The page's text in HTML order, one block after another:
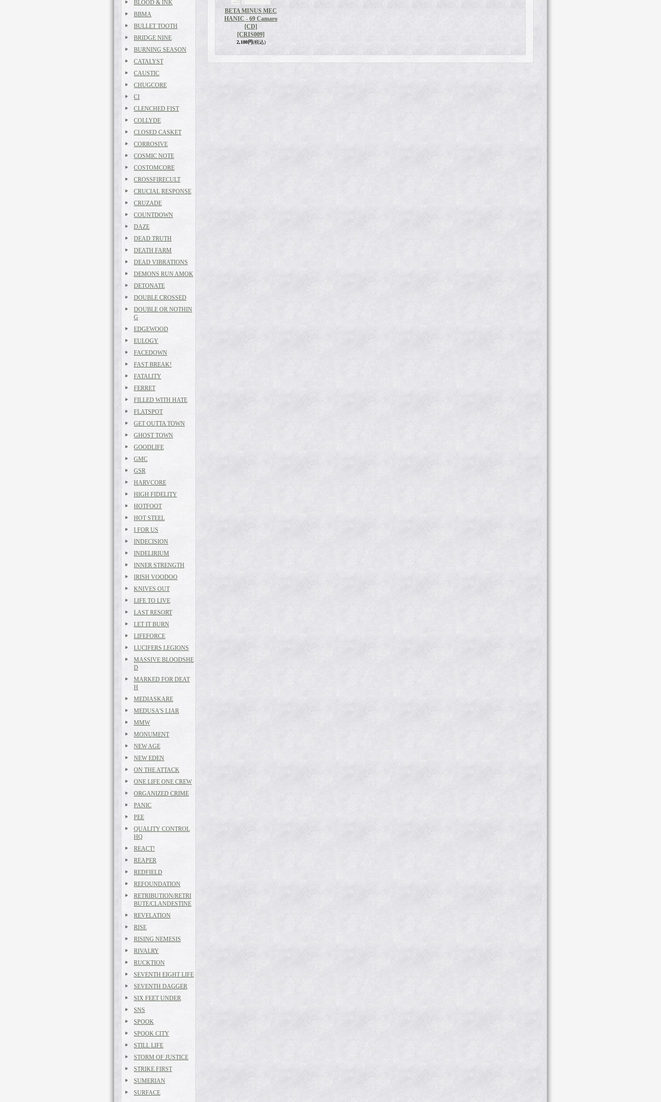
BLOOD & INK
BBMA
BULLET TOOTH
BRIDGE NINE
BURNING SEASON
CATALYST
CAUSTIC
CHUGCORE
CI
CLENCHED FIST
COLLYDE
CLOSED CASKET
CORROSIVE
COSMIC NOTE
COSTOMCORE
CROSSFIRECULT
CRUCIAL RESPONSE
CRUZADE
COUNTDOWN
DAZE
DEAD TRUTH
DEATH FARM
DEAD VIBRATIONS
DEMONS RUN AMOK
DETONATE
DOUBLE CROSSED
DOUBLE OR NOTHIN
G
EDGEWOOD
EULOGY
FACEDOWN
FAST BREAK!
FATALITY
FERRET
FILLED WITH HATE
FLATSPOT
GET OUTTA TOWN
GHOST TOWN
GOODLIFE
GMC
GSR
HARVCORE
HIGH FIDELITY
HOTFOOT
HOT STEEL
I FOR US
INDECISION
INDELIRIUM
INNER STRENGTH
IRISH VOODOO
KNIVES OUT
LIFE TO LIVE
LAST RESORT
LET IT BURN
LIFEFORCE
LUCIFERS LEGIONS
MASSIVE BLOODSHE
D
MARKED FOR DEAT
H
MEDIASKARE
MEDUSA'S LIAR
MMW
MONUMENT
NEW AGE
NEW EDEN
ON THE ATTACK
ONE LIFE ONE CREW
ORGANIZED CRIME
PANIC
PEE
QUALITY CONTROL
HQ
REACT!
REAPER
REDFIELD
REFOUNDATION
RETRIBUTION/RETRI
BUTE/CLANDESTINE
REVELATION
RISE
RISING NEMESIS
RIVALRY
RUCKTION
SEVENTH EIGHT LIFE
SEVENTH DAGGER
SIX FEET UNDER
SNS
SPOOK
SPOOK CITY
STILL LIFE
STORM OF JUSTICE
STRIKE FIRST
SUMERIAN
SURFACE
BETA MINUS MEC
HANIC - 69 Camaro
[CD]
[CRIS009]
2,180円(税込)